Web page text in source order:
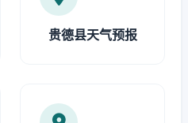
贵德县天气预报